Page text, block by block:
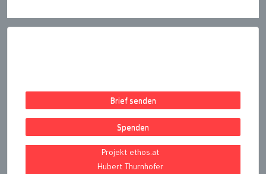
Brief senden
Spenden
Projekt ethos.at
Hubert Thurnhofer